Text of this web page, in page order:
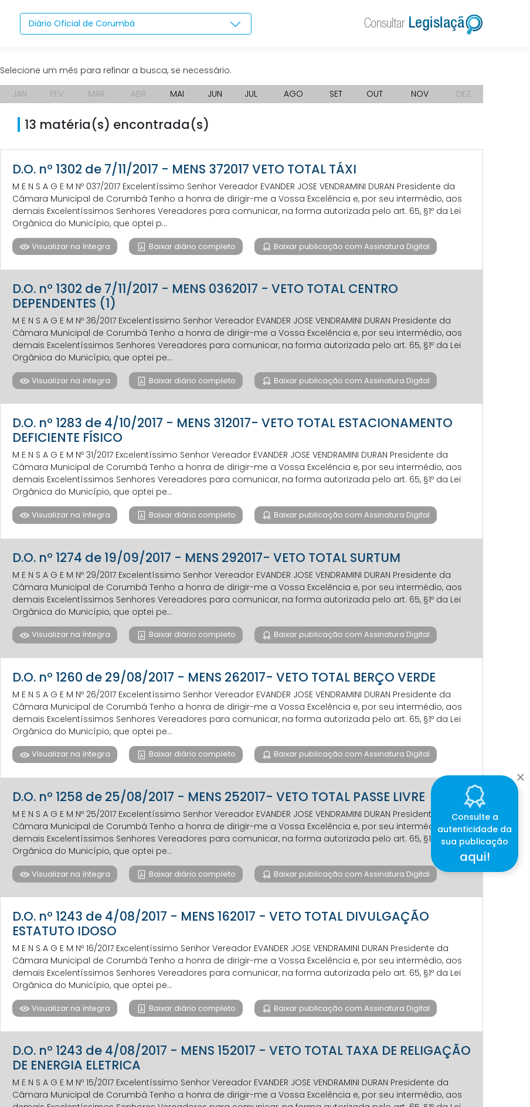
Diário Oficial de Corumbá
Selecione um mês para refinar a busca, se necessário.
JAN
FEV MAR ABR MAI JUN JUL AGO SET OUT NOV DEZ
13 matéria(s) encontrada(s)
D.O. nº 1302 de 7/11/2017 - MENS 372017 VETO TOTAL TÁXI
M E N S A G E M Nº 037/2017 Excelentíssimo Senhor Vereador EVANDER JOSE VENDRAMINI DURAN Presidente da
Câmara Municipal de Corumbá Tenho a honra de dirigir-me a Vossa Excelência e, por seu intermédio, aos
demais Excelentíssimos Senhores Vereadores para comunicar, na forma autorizada pelo art. 65, §1º da Lei
Orgânica do Município, que optei p...
Visualizar na íntegra Baixar diário completo Baixar publicação com Assinatura Digital
D.O. nº 1302 de 7/11/2017 - MENS 0362017 - VETO TOTAL CENTRO
DEPENDENTES (1)
M E N S A G E M Nº 36/2017 Excelentíssimo Senhor Vereador EVANDER JOSE VENDRAMINI DURAN Presidente da
Câmara Municipal de Corumbá Tenho a honra de dirigir-me a Vossa Excelência e, por seu intermédio, aos
demais Excelentíssimos Senhores Vereadores para comunicar, na forma autorizada pelo art. 65, §1º da Lei
Orgânica do Município, que optei pe...
Visualizar na íntegra Baixar diário completo Baixar publicação com Assinatura Digital
D.O. nº 1283 de 4/10/2017 - MENS 312017- VETO TOTAL ESTACIONAMENTO
DEFICIENTE FÍSICO
M E N S A G E M Nº 31/2017 Excelentíssimo Senhor Vereador EVANDER JOSE VENDRAMINI DURAN Presidente da
Câmara Municipal de Corumbá Tenho a honra de dirigir-me a Vossa Excelência e, por seu intermédio, aos
demais Excelentíssimos Senhores Vereadores para comunicar, na forma autorizada pelo art. 65, §1º da Lei
Orgânica do Município, que optei pe...
Visualizar na íntegra Baixar diário completo Baixar publicação com Assinatura Digital
D.O. nº 1274 de 19/09/2017 - MENS 292017- VETO TOTAL SURTUM
M E N S A G E M Nº 29/2017 Excelentíssimo Senhor Vereador EVANDER JOSE VENDRAMINI DURAN Presidente da
Câmara Municipal de Corumbá Tenho a honra de dirigir-me a Vossa Excelência e, por seu intermédio, aos
demais Excelentíssimos Senhores Vereadores para comunicar, na forma autorizada pelo art. 65, §1º da Lei
Orgânica do Município, que optei pe...
Visualizar na íntegra Baixar diário completo Baixar publicação com Assinatura Digital
D.O. nº 1260 de 29/08/2017 - MENS 262017- VETO TOTAL BERÇO VERDE
M E N S A G E M Nº 26/2017 Excelentíssimo Senhor Vereador EVANDER JOSE VENDRAMINI DURAN Presidente da
Câmara Municipal de Corumbá Tenho a honra de dirigir-me a Vossa Excelência e, por seu intermédio, aos
demais Excelentíssimos Senhores Vereadores para comunicar, na forma autorizada pelo art. 65, §1º da Lei
Orgânica do Município, que optei pe...
Visualizar na íntegra Baixar diário completo Baixar publicação com Assinatura Digital
D.O. nº 1258 de 25/08/2017 - MENS 252017- VETO TOTAL PASSE LIVRE
M E N S A G E M Nº 25/2017 Excelentíssimo Senhor Vereador EVANDER JOSE VENDRAMINI DURAN Presidente da
Câmara Municipal de Corumbá Tenho a honra de dirigir-me a Vossa Excelência e, por seu intermédio, aos
demais Excelentíssimos Senhores Vereadores para comunicar, na forma autorizada pelo art. 65, §1º da Lei
Orgânica do Município, que optei pe...
Visualizar na íntegra Baixar diário completo Baixar publicação com Assinatura Digital
D.O. nº 1243 de 4/08/2017 - MENS 162017 - VETO TOTAL DIVULGAÇÃO
ESTATUTO IDOSO
M E N S A G E M Nº 16/2017 Excelentíssimo Senhor Vereador EVANDER JOSE VENDRAMINI DURAN Presidente da
Câmara Municipal de Corumbá Tenho a honra de dirigir-me a Vossa Excelência e, por seu intermédio, aos
demais Excelentíssimos Senhores Vereadores para comunicar, na forma autorizada pelo art. 65, §1º da Lei
Orgânica do Município, que optei pe...
Visualizar na íntegra Baixar diário completo Baixar publicação com Assinatura Digital
D.O. nº 1243 de 4/08/2017 - MENS 152017 - VETO TOTAL TAXA DE RELIGAÇÃO
DE ENERGIA ELETRICA
M E N S A G E M Nº 15/2017 Excelentíssimo Senhor Vereador EVANDER JOSE VENDRAMINI DURAN Presidente da
Câmara Municipal de Corumbá Tenho a honra de dirigir-me a Vossa Excelência e, por seu intermédio, aos
Consulte a
autenticidade da
sua publicação
aqui!